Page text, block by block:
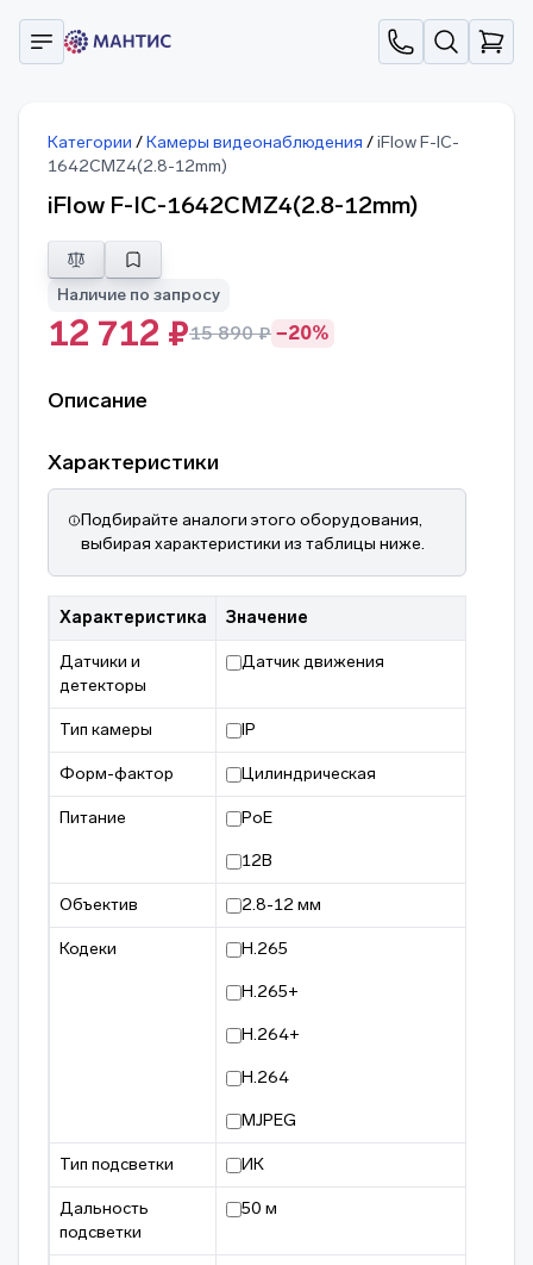
Категории /Камеры видеонаблюдения /iFlow F-IC-
1642CMZ4(2.8-12mm)
iFlow F-IC-1642CMZ4(2.8-12mm)
Наличие по запросу
12 712 ₽15 890 ₽ −20%
Описание
Характеристики
Подбирайте аналоги этого оборудования,
выбирая характеристики из таблицы ниже.
Характеристика Значение
Датчики и
детекторы
Датчик движения
Тип камеры IP
Форм-фактор Цилиндрическая
Питание PoE
12В
Объектив 2.8-12 мм
Кодеки H.265
H.265+
H.264+
H.264
MJPEG
Тип подсветки ИК
Дальность
подсветки
50 м